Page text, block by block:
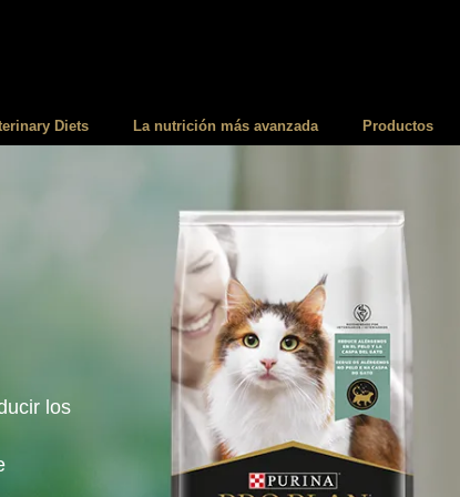
Diets La nutrición más avanzada Productos
los